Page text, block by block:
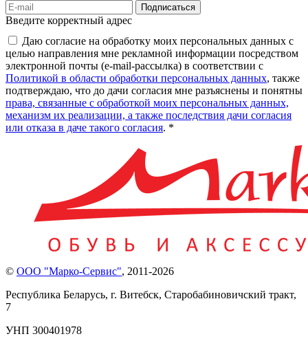
Подписаться
Введите корректный адрес
Даю согласие на обработку моих персональных данных с
целью направления мне рекламной информации посредством
электронной почты (e-mail-рассылка) в соответствии с
Политикой в области обработки персональных данных, также
подтверждаю, что до дачи согласия мне разъяснены и понятны
права, связанные с обработкой моих персональных данных,
механизм их реализации, а также последствия дачи согласия
или отказа в даче такого согласия. *
© ООО "Марко-Сервис", 2011-2026
Республика Беларусь, г. Витебск, Старобабиновичский тракт,
7
УНП 300401978